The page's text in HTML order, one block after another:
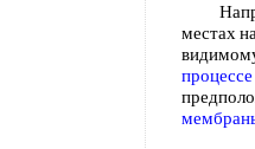
местах